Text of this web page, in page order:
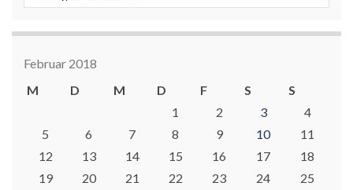
Februar 2018
M
D M D F S
S
1
2 3
4
5
6 7 8 9 10
11
12
13 14 15 16 17
18
19
20 21 22 23 24
25